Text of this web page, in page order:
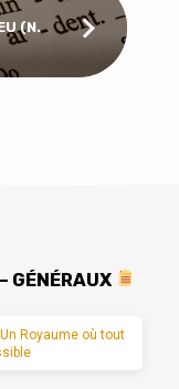
(N.
GÉNÉRAUX
Un Royaume où tout